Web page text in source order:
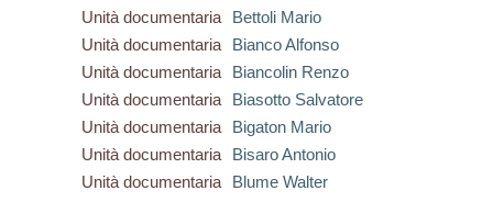
Unità documentaria
Bettoli Mario
Unità documentaria
Bianco Alfonso
Unità documentaria
Biancolin Renzo
Unità documentaria
Biasotto Salvatore
Unità documentaria
Bigaton Mario
Unità documentaria
Bisaro Antonio
Unità documentaria
Blume Walter